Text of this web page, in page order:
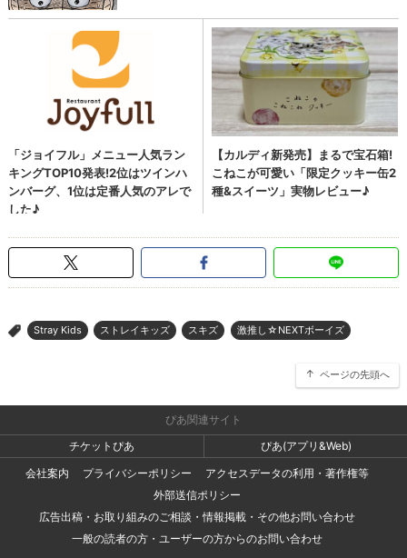
> Stray Kids ストレイキッズ スキズ 激推し☆NEXTボーイズ
ページの先頭へ
ぴあ関連サイト
チケットぴあ
ぴあ(アプリ&Web)
会社案内
プライバシーポリシー
アクセスデータの利用・著作権等
外部送信ポリシー
広告出稿・お取り組みのご相談・情報掲載・その他お問い合わせ
一般の読者の方・ユーザーの方からのお問い合わせ